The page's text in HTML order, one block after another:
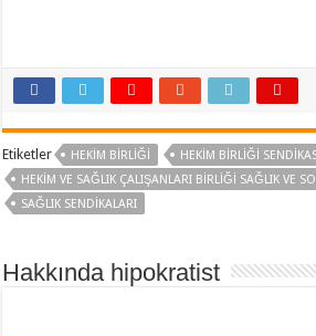
Etiketler HEKIM BIRLIĞI
HEKIM BIRLIĞI
HEKIM VE SAĞLIK ÇALIŞANLARI BIRLIĞI SAĞLIK VE
SAĞLIK SENDIKALARI
Hakkında hipokratist